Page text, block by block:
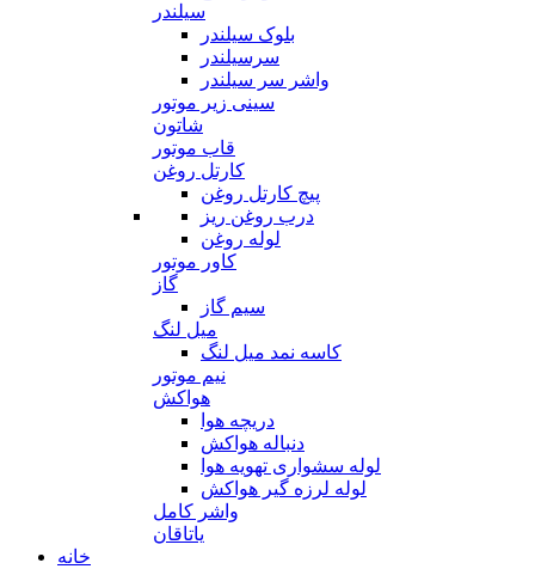
سیلندر
بلوک سیلندر
سرسیلندر
واشر سر سیلندر
سینی زیر موتور
شاتون
قاب موتور
کارتل روغن
پیچ کارتل روغن
درب روغن ریز
لوله روغن
کاور موتور
گاز
سیم گاز
میل لنگ
کاسه نمد میل لنگ
نیم موتور
هواکش
دریچه هوا
دنباله هواکش
لوله سشواری تهویه هوا
لوله لرزه گیر هواکش
واشر کامل
یاتاقان
خانه